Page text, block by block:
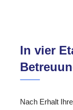
In vier
Nach Erhalt